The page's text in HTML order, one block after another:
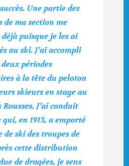
Une partie des
de ma sec­tion me
puisque je les ai
au ski. J’ai accompli
périodes
à la tête du pelo­ton
skieurs en stage au
Rousses. J’ai conduit
qui, en 1913, a emporté
de ski des troupes de
cette distribution
de dragées, je sens